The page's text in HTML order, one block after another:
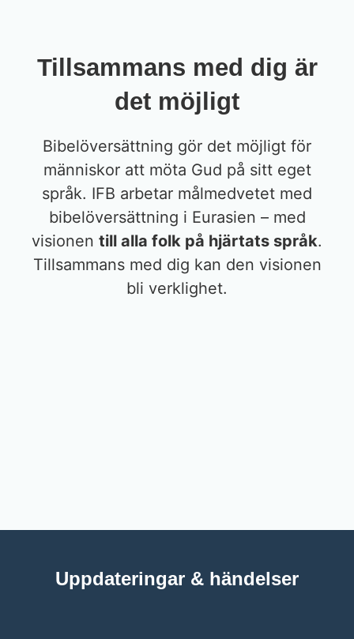
Tillsammans med dig är
det möjligt
Bibelöversättning gör det möjligt för
människor att möta Gud på sitt eget
språk. IFB arbetar målmedvetet med
bibelöversättning i Eurasien – med
visionen till alla folk på hjärtats språk.
Tillsammans med dig kan den visionen
bli verklighet.
Uppdateringar & händelser